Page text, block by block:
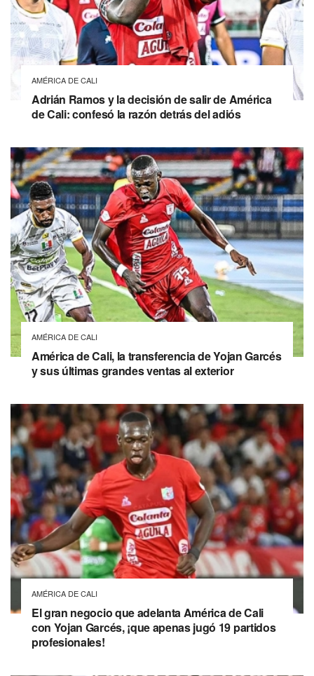
AMÉRICA DE CALI
Adrián Ramos y la decisión de salir de América
de Cali: confesó la razón detrás del adiós
AMÉRICA DE CALI
América de Cali, la transferencia de Yojan Garcés
y sus últimas grandes ventas al exterior
AMÉRICA DE CALI
El gran negocio que adelanta América de Cali
con Yojan Garcés, ¡que apenas jugó 19 partidos
profesionales!